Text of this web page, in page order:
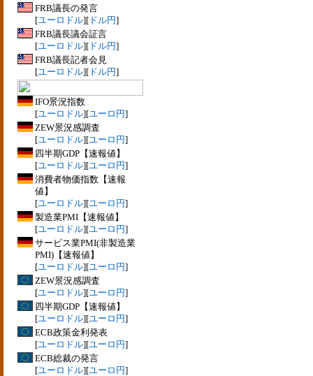
FRB議長の発言
[ユーロドル][ ドル円]
FRB議長議会証言
[ユーロドル][ ドル円]
FRB議長記者会見
[ユーロドル][ ドル円]
IFO景況指数
[ユーロドル][ユーロ円]
ZEW景況感調査
[ユーロドル][ユーロ円]
四半期GDP【速報値】
[ユーロドル][ユーロ円]
消費者物価指数【速報
値】
[ユーロドル][ユーロ円]
製造業PMI【速報値】
[ユーロドル][ユーロ円]
サービス業PMI(非製造業
PMI)【速報値】
[ユーロドル][ユーロ円]
ZEW景況感調査
[ユーロドル][ユーロ円]
四半期GDP【速報値】
[ユーロドル][ユーロ円]
ECB政策金利発表
[ユーロドル][ユーロ円]
ECB総裁の発言
[ユーロドル][ユーロ円]